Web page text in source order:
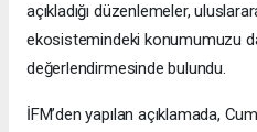
açıkladığı düzenlemeler,
ekosistemindeki konumumuzu
değerlendirmesinde bulundu.
İFM’den yapılan açıklamada,